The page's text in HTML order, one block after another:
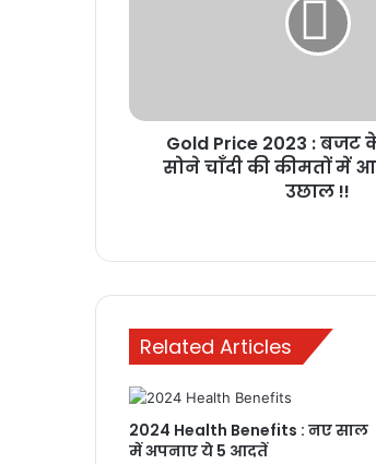
सोने
!!
Gold Price 2023 :
सोने चाँदी की कीमतों में
उछाल !!
Related Articles
2024 Health Benefits : नए साल
में अपनाए ये 5 आदतें